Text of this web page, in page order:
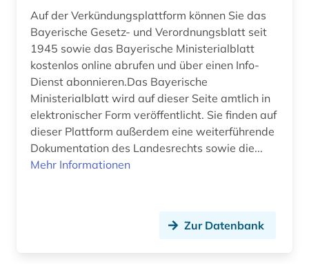
Auf der Verkündungsplattform können Sie das
Bayerische Gesetz- und Verordnungsblatt seit
1945 sowie das Bayerische Ministerialblatt
kostenlos online abrufen und über einen Info-
Dienst abonnieren.Das Bayerische
Ministerialblatt wird auf dieser Seite amtlich in
elektronischer Form veröffentlicht. Sie finden auf
dieser Plattform außerdem eine weiterführende
Dokumentation des Landesrechts sowie die...
Mehr Informationen
Zur Datenbank